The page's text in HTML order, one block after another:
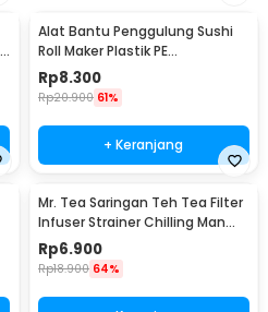
Alat Bantu Penggulung Sushi
Roll Maker Plastik PE
22x20.5x0.1cm - E1119
Rp8.300
Rp20.900 61%
+ Keranjang
Mr. Tea Saringan Teh Tea Filter
Infuser Strainer Chilling Man
Silicon - MR03
Rp6.900
Rp18.900 64%